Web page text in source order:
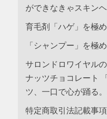
ができなきゃスキン
育毛剤「ハゲ」を極め
「シャンプー」を極め
サロンドロワイヤル
ナッツチョコレート
ツ、一口で心が踊る。
特定商取引法記載事項